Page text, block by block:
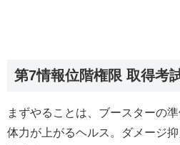
第7情報位階権限 取得考
まずやることは、ブースターの
体力が上がるヘルス。ダメージ